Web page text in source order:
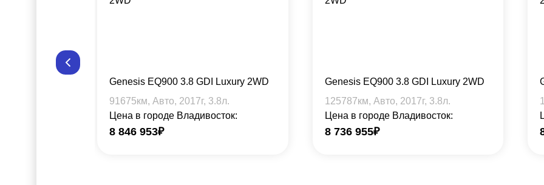
Genesis EQ900 3.8 GDI Luxury 2WD
91675км, Авто, 2017г, 3.8л.
Цена в городе Владивосток:
8 846 953₽
Genesis EQ900 3.8 GDI Luxury 2WD
125787км, Авто, 2017г, 3.8л.
Цена в городе Владивосток:
8 736 955₽